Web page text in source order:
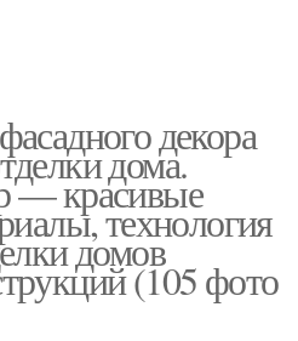
декора
дома.
— красивые
технология
домов
(105 фото